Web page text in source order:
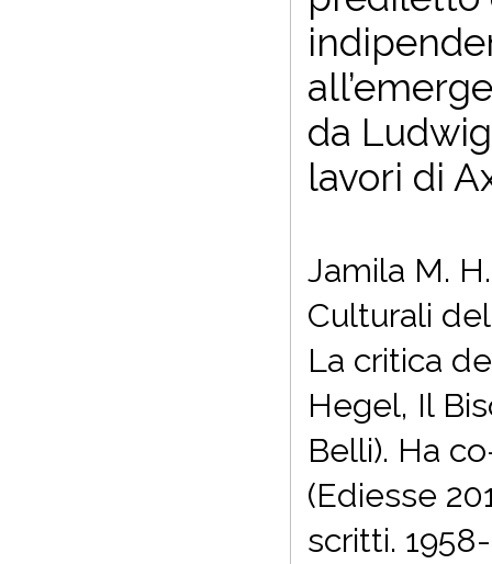
da
lavori di
Jamila M.
Culturali
La critica
Hegel, Il
Belli). Ha
(Ediesse
scritti.